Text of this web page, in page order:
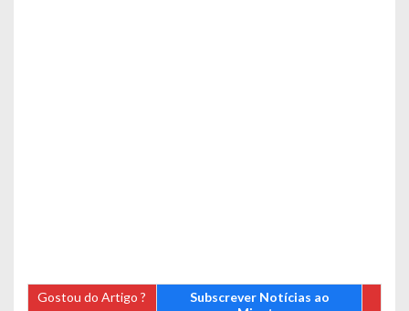
Gostou do Artigo ?
Subscrever Notícias ao